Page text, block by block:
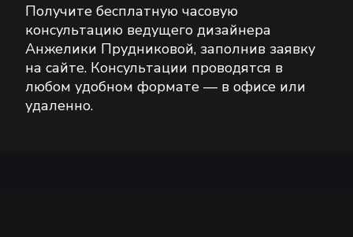
Получите бесплатную часовую
консультацию ведущего дизайнера
Анжелики Прудниковой, заполнив заявку
на сайте. Консультации проводятся в
любом удобном формате — в офисе или
удаленно.